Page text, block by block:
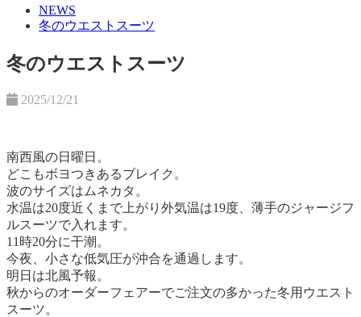
NEWS
冬のウエストスーツ
冬のウエストスーツ
2025/12/21
南西風の日曜日。
どこもボヨつきあるブレイク。
波のサイズはムネカタ。
水温は20度近くまで上がり外気温は19度、薄手のジャージフ
ルスーツで入れます。
11時20分に干潮。
今夜、小さな低気圧が沖合を通過します。
明日は北風予報。
秋からのオーダーフェアーでご注文の多かった冬用ウエスト
スーツ。